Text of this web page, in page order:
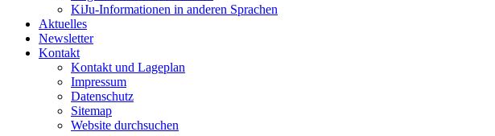
KiJu-Informationen in anderen Sprachen
Aktuelles
Newsletter
Kontakt
Kontakt und Lageplan
Impressum
Datenschutz
Sitemap
Website durchsuchen